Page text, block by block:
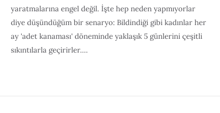
yaratmalarına engel değil. İşte hep neden yapmıyorlar
diye düşündüğüm bir senaryo: Bildindiği gibi kadınlar her
ay 'adet kanaması' döneminde yaklaşık 5 günlerini çeşitli
sıkıntılarla geçirirler....